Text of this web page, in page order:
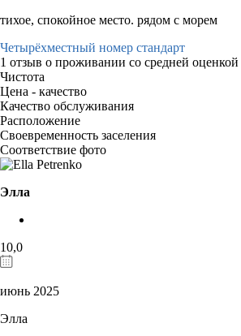
тихое, спокойное место. рядом с морем
Четырёхместный номер стандарт
1 отзыв о проживании со средней оценкой
Чистота
Цена - качество
Качество обслуживания
Расположение
Своевременность заселения
Соответствие фото
Элла
10,0
июнь 2025
Элла